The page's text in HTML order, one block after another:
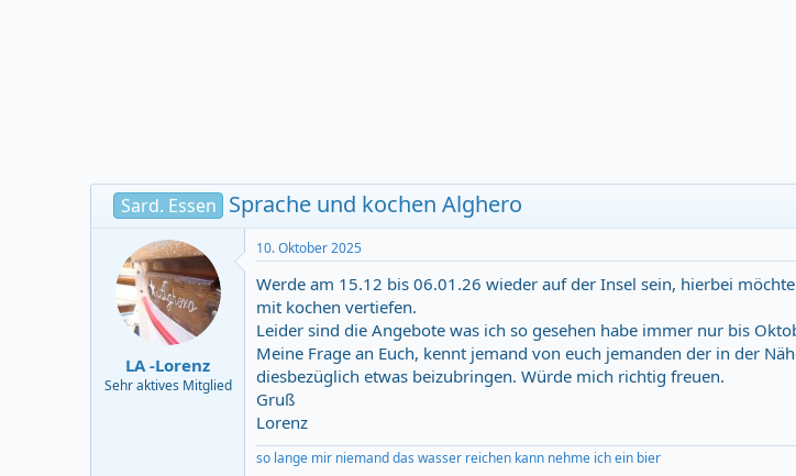
Sard. Essen Sprache und kochen Alghero
LA -Lorenz
Sehr aktives Mitglied
10. Oktober 2025
Werde am 15.12 bis 06.01.26 wieder auf der Insel sein, hierbei
mit kochen vertiefen.
Leider sind die Angebote was ich so gesehen habe immer nur bis
Meine Frage an Euch, kennt jemand von euch jemanden der in der
diesbezüglich etwas beizubringen. Würde mich richtig freuen.
Gruß
Lorenz
so lange mir niemand das wasser reichen kann nehme ich ein bier